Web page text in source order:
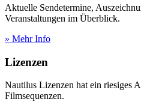
Aktuelle Sendetermine,
Veranstaltungen im Überblick.
» Mehr Info
Lizenzen
Nautilus Lizenzen hat ein riesiges
Filmsequenzen.